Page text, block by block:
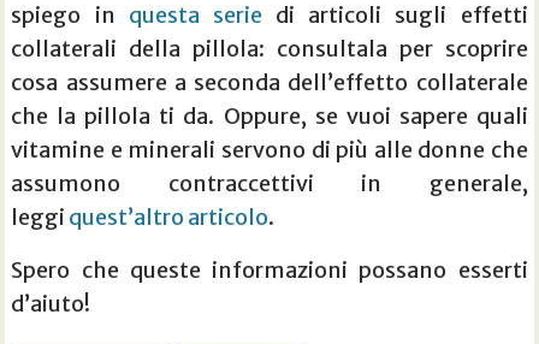
spiego in questa serie di articoli sugli effetti
collaterali della pillola: consultala per scoprire
cosa assumere a seconda dell’effetto collaterale
che la pillola ti da. Oppure, se vuoi sapere quali
vitamine e minerali servono di più alle donne che
assumono contraccettivi in generale,
leggi quest’altro articolo.
Spero che queste informazioni possano esserti
d’aiuto!